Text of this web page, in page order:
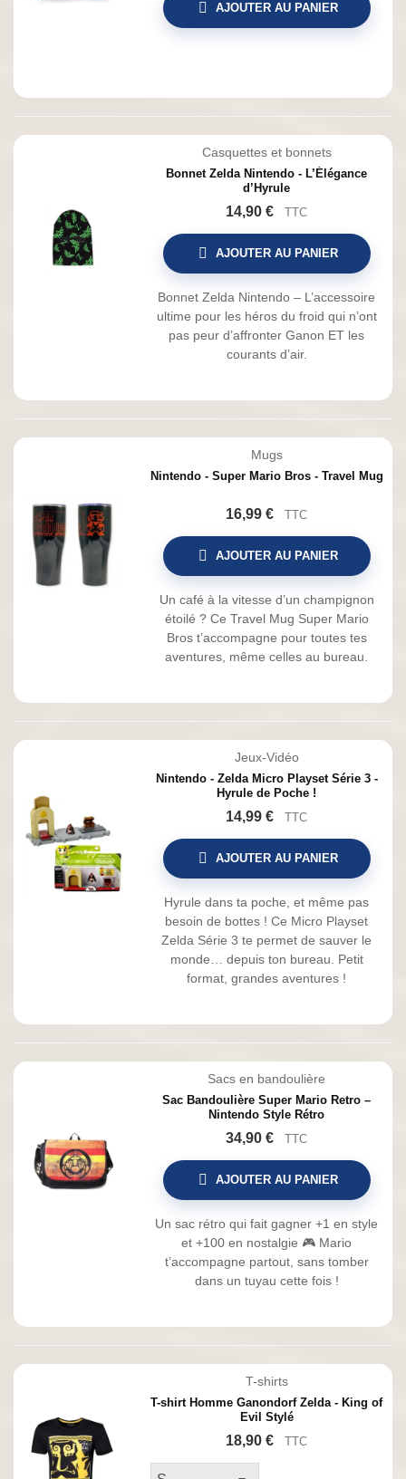
AJOUTER AU PANIER
Casquettes et bonnets
Bonnet Zelda Nintendo - L’Élégance
d’Hyrule
14,90 € TTC
AJOUTER AU PANIER
Bonnet Zelda Nintendo – L’accessoire
ultime pour les héros du froid qui n’ont
pas peur d’affronter Ganon ET les
courants d’air.
Mugs
Nintendo - Super Mario Bros - Travel Mug
16,99 € TTC
AJOUTER AU PANIER
Un café à la vitesse d’un champignon
étoilé ? Ce Travel Mug Super Mario
Bros t’accompagne pour toutes tes
aventures, même celles au bureau.
Jeux-Vidéo
Nintendo - Zelda Micro Playset Série 3 -
Hyrule de Poche !
14,99 € TTC
AJOUTER AU PANIER
Hyrule dans ta poche, et même pas
besoin de bottes ! Ce Micro Playset
Zelda Série 3 te permet de sauver le
monde… depuis ton bureau. Petit
format, grandes aventures !
Sacs en bandoulière
Sac Bandoulière Super Mario Retro –
Nintendo Style Rétro
34,90 € TTC
AJOUTER AU PANIER
Un sac rétro qui fait gagner +1 en style
et +100 en nostalgie 🎮 Mario
t’accompagne partout, sans tomber
dans un tuyau cette fois !
T-shirts
T-shirt Homme Ganondorf Zelda - King of
Evil Stylé
18,90 € TTC